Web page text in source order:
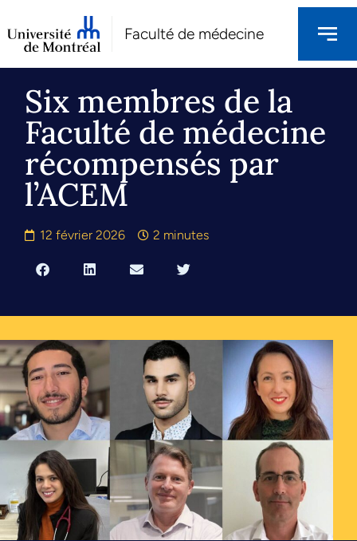
Faculté de médecine
Six membres de la
Faculté de médecine
récompensés par
l’ACEM
12 février 2026 2 minutes